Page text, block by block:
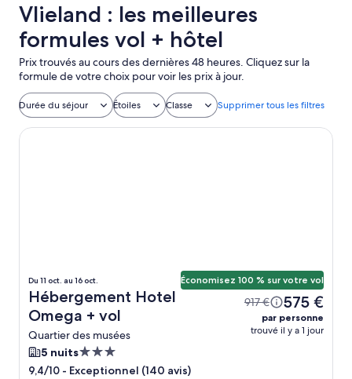
Vlieland : les meilleures
formules vol + hôtel
Prix trouvés au cours des dernières 48 heures. Cliquez sur la
formule de votre choix pour voir les prix à jour.
Durée du séjour Étoiles Classe Supprimer tous les filtres
Du 11 oct. au 16 oct.
Hébergement Hotel
Omega + vol
Quartier des musées
Économisez 100 % sur votre vol
917 € 575 €
par personne
trouvé il y a 1 jour
5 nuitsHébergement
3.0 étoiles
9,4/10 - Exceptionnel (140 avis)
Hotel Omega